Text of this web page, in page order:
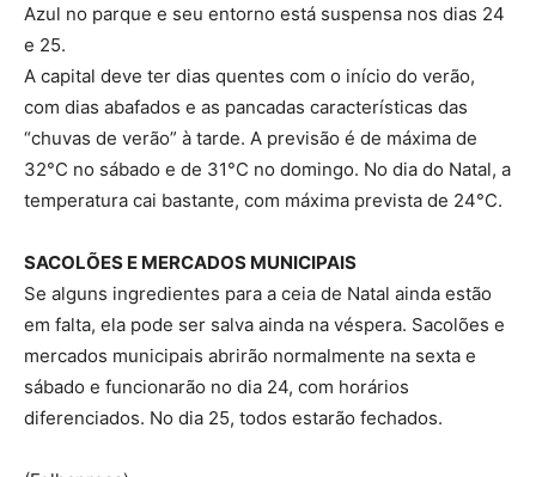
Azul no parque e seu entorno está suspensa nos dias 24
e 25.
A capital deve ter dias quentes com o início do verão,
com dias abafados e as pancadas características das
“chuvas de verão” à tarde. A previsão é de máxima de
32°C no sábado e de 31°C no domingo. No dia do Natal, a
temperatura cai bastante, com máxima prevista de 24°C.
SACOLÕES E MERCADOS MUNICIPAIS
Se alguns ingredientes para a ceia de Natal ainda estão
em falta, ela pode ser salva ainda na véspera. Sacolões e
mercados municipais abrirão normalmente na sexta e
sábado e funcionarão no dia 24, com horários
diferenciados. No dia 25, todos estarão fechados.